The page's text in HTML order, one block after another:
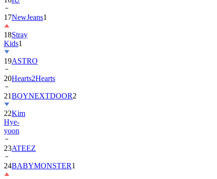
18Stray
Kids
19ASTRO
20Hearts2Hearts
21BOYNEXTDOOR
22Kim
Hye-
yoon
23ATEEZ
24BABYMONSTER
25ENHYPEN1